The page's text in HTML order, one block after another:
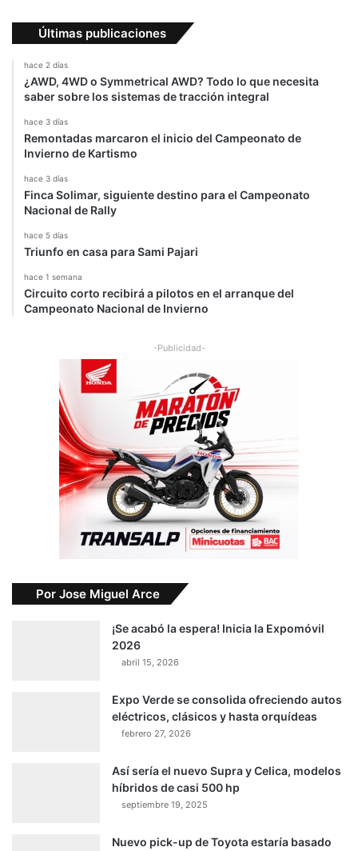
Últimas publicaciones
hace 2 días
¿AWD, 4WD o Symmetrical AWD? Todo lo que necesita
saber sobre los sistemas de tracción integral
hace 3 días
Remontadas marcaron el inicio del Campeonato de
Invierno de Kartismo
hace 3 días
Finca Solimar, siguiente destino para el Campeonato
Nacional de Rally
hace 5 días
Triunfo en casa para Sami Pajari
hace 1 semana
Circuito corto recibirá a pilotos en el arranque del
Campeonato Nacional de Invierno
-Publicidad-
Por Jose Miguel Arce
¡Se acabó la espera! Inicia la Expomóvil
2026
abril 15, 2026
Expo Verde se consolida ofreciendo autos
eléctricos, clásicos y hasta orquídeas
febrero 27, 2026
Así sería el nuevo Supra y Celica, modelos
híbridos de casi 500 hp
septiembre 19, 2025
Nuevo pick-up de Toyota estaría basado